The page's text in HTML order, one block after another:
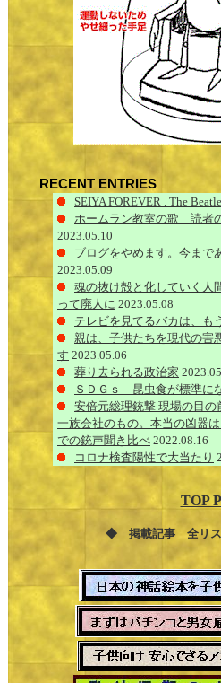
RECENT ENTRIES
SEIYA FOREVER . The
ホームラン教室の歌 読者
2023.05.10
ブログをやめます。今まで
2023.05.09
魂の抜け殻と化していく人
って廃人に 2023.05.08
テレビを見てるバカは、も
親は、子供たちを現代の害
す 2023.05.06
葬り去られる政治家
ＳＤＧｓ 昆虫食が標準に
安倍元総理銃撃 現場の目
一族会社のもの。本当の凶器
での銃声聞き比べ 2022.08.16
コロナ検査陽性で大当たり
TOP
◆ 掲載記事 全リ